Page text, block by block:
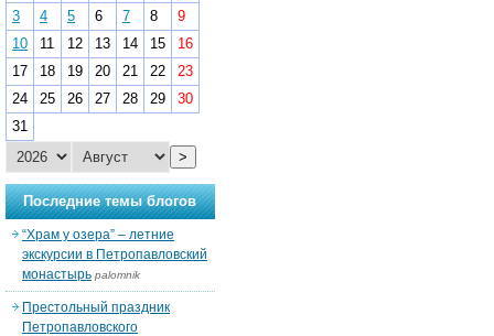
3
4 5 6 7 8
9
10
11 12 13 14 15
16
17
18 19 20 21 22
23
24
25 26 27 28 29
30
31
>
Последние темы блогов
“Храм у озера” – летние
экскурсии в Петропавловский
монастырь palomnik
Престольный праздник
Петропавловского